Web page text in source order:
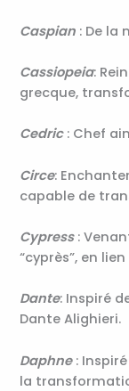
Caspian : De la
Cassiopeia:
grecque,
Cedric: Chef
Circe:
capable de
Cypress:
“cyprès”, en
Dante: Inspiré
Dante Alighieri.
Daphne:
la